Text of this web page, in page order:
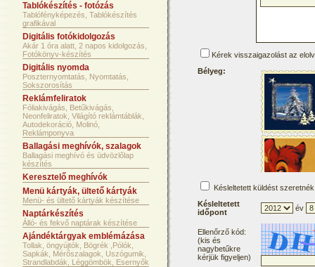
Tablókészítés - fotózás
Tablófényképezés, Tablókészítés
grafikával
Digitális fotókidolgozás
Akár 1 óra alatt, 2 napos kidolgozás,
Fotókönyv-készítés
Digitális nyomda
Poszternyomtatás, Nyomtatás,
Sokszorosítás
Reklámfeliratok
Fóliakivágás, Betűkivágás,
Neonfeliratok, Világító reklámtáblák,
Autodekoráció, Molinó,
Reklámponyva
Ballagási meghívók, szalagok
Ballagási meghívó és üdvözlőlap
készítés
Keresztelő meghívók
Menü kártyák, ültető kártyák
Menü- és ültető kártyák készítése
Naptárkészítés
Álló- és fekvő naptárak készítése
Ajándéktárgyak emblémázása
Tollak, öngyújtók, Bögrék ,Pólók,
Sapkák, Mérőszalagok, Uszógumik,
Strandlabdák, Léggömbök, Esernyők
Kérek visszaigazolást az
Bélyeg:
Késleltetett küldést szeretnék
Késleltetett
időpont
év
Ellenőrző kód:
(kis és
nagybetűkre
kérjük figyeljen)